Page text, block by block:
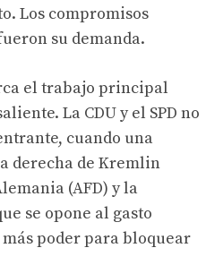
Los compromisos
su demanda.
el trabajo principal
La CDU y el SPD no
cuando una
derecha de Kremlin
(AFD) y la
se opone al gasto
poder para bloquear